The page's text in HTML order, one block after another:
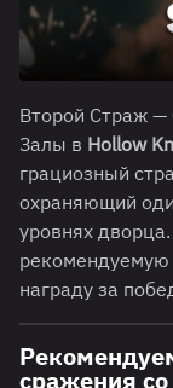
Второй Страж —
Залы в Hollow
грациозный
охраняющий
уровнях
рекомендуемую
награду за
сражения